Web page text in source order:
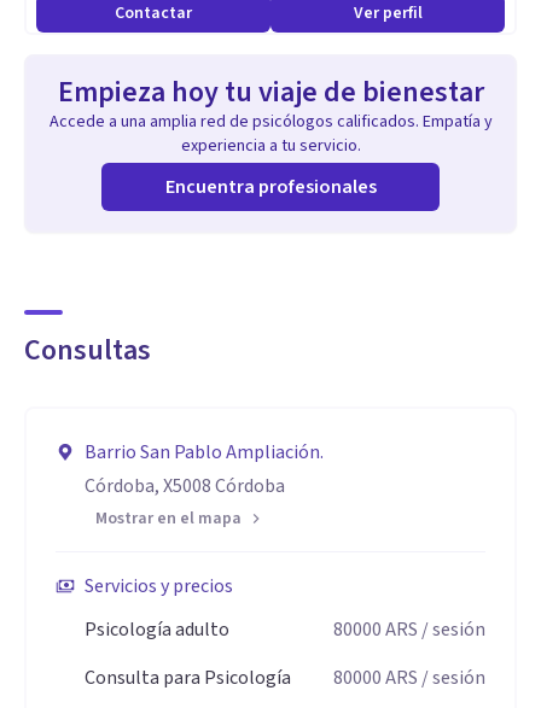
Contactar Ver perfil
Empieza hoy tu viaje de bienestar
Accede a una amplia red de psicólogos calificados. Empatía y
experiencia a tu servicio.
Encuentra profesionales
Consultas
Barrio San Pablo Ampliación.
Córdoba, X5008 Córdoba
Mostrar en el mapa
Servicios y precios
Psicología adulto
80000ARS / sesión
Consulta para Psicología
80000ARS / sesión